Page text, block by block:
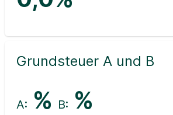
Grundsteuer A und B
A: % B: %